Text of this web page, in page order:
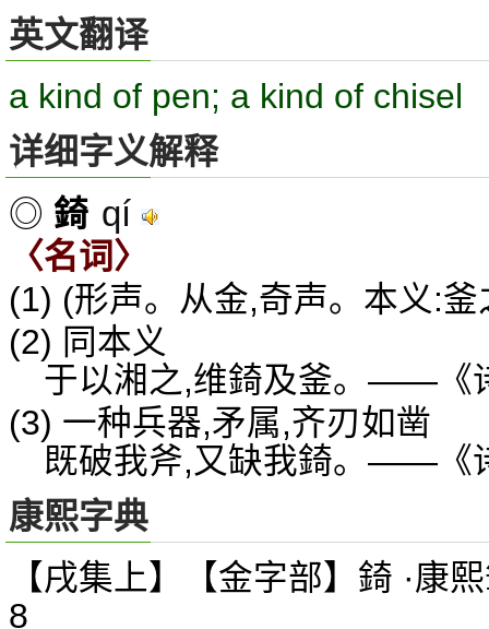
英文翻译
a kind of pen; a kind of chisel
详细字义解释
◎ 錡 qí
〈名词〉
(1) (形声。从金,奇声。本义:
(2) 同本义
于以湘之,维錡及釜。——《
(3) 一种兵器,矛属,齐刃如凿
既破我斧,又缺我錡。——《
康熙字典
【戌集上】【金字部】錡 ·康
8